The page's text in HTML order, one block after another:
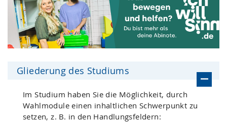
Gliederung des Studiums
Im Studium haben Sie die Möglichkeit, durch
Wahlmodule einen inhaltlichen Schwerpunkt zu
setzen, z. B. in den Handlungsfeldern: